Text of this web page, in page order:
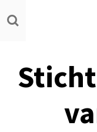
Ga
direct
hoofdinhoud